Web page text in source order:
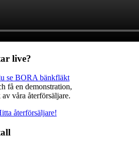
live?
se BORA bänkfläkt
få en demonstration,
av våra återförsäljare.
återförsäljare!